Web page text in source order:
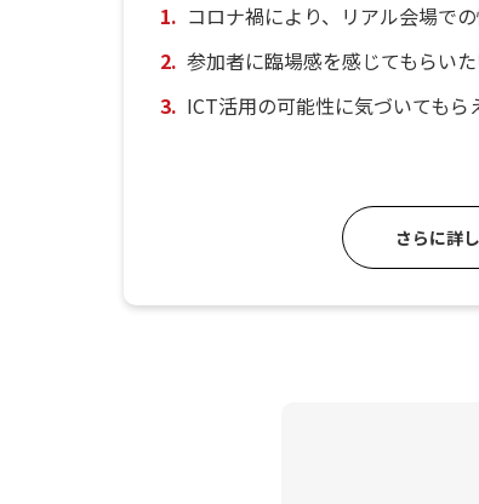
コロナ禍により、リアル会場で
参加者に臨場感を感じてもらい
ICT活用の可能性に気づいてもら
さらに詳